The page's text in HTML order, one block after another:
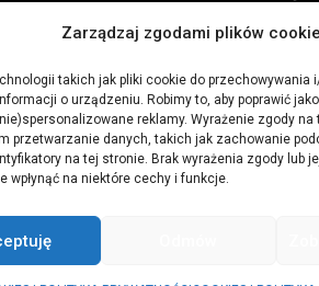
Zarządzaj zgodami plików cookie
takich jak pliki cookie do przechowywania
o urządzeniu. Robimy to, aby poprawić
reklamy. Wyrażenie zgody
przetwarzanie danych, takich jak zachowanie
na tej stronie. Brak wyrażenia zgody lub
wpłynąć na niektóre cechy i funkcje.
+48 509 547 822
redakcja@czytamiwiem.pl
biuro@czytamiwiem.pl